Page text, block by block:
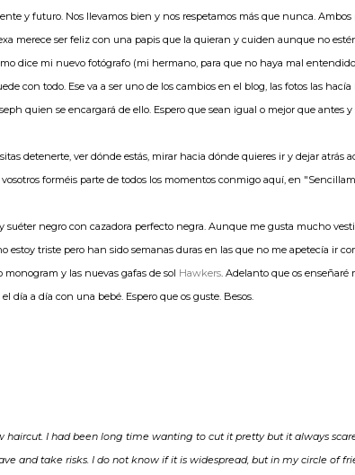
y futuro. Nos llevamos bien y nos respetamos más que nunca. Ambos
merece ser feliz con una papis que la quieran y cuiden aunque no
dice mi nuevo fotógrafo (mi hermano, para que no haya mal
con todo. Ese va a ser uno de los cambios en el blog, las fotos las
quien se encargará de ello. Espero que sean igual o mejor que antes
detenerte, ver dónde estás, mirar hacia dónde quieres ir y dejar atrás
forméis parte de todos los momentos conmigo aquí, en
suéter negro con cazadora perfecto negra. Aunque me gusta mucho
estoy triste pero han sido semanas duras en las que no me apetecía ir
y las nuevas gafas de sol Hawkers . Adelanto que os
día a día con una bebé. Espero que os guste. Besos.
haircut. I had been long time wanting to cut it pretty but it always
and take risks. I do not know if it is widespread, but in my circle of